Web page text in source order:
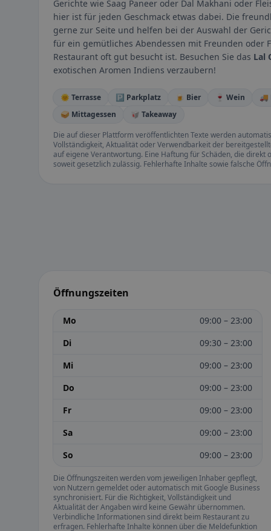
Gerichte wie Saag Paneer oder Dal Makhani oder
hier ist für jeden Geschmack etwas dabei. Die
gerne zur Seite und helfen bei der Auswahl der
für ein gemütliches Abendessen mit Freunden oder
Restaurant oft gut besucht ist. Besuchen Sie das Lal
exotischen Aromen Indiens verzaubern!
🌞 Terrasse 🅿️ Parkplatz 🍺 Bier 🍷 Wein 🚚
🥪 Mittagessen
🥡 Takeaway
Die auf dieser Plattform veröffentlichten Texte werden
Vollständigkeit, Aktualität oder Verwendbarkeit der
auf eigene Verantwortung. Eine Haftung für Schäden, die
soweit gesetzlich zulässig. Fehlerhafte Inhalte sowie falsche
Öffnungszeiten
Mo
09:00 – 23:00
Di
09:30 – 23:00
Mi
09:00 – 23:00
Do
09:00 – 23:00
Fr
09:00 – 23:00
Sa
09:00 – 23:00
So
09:00 – 23:00
Die Öffnungszeiten werden vom jeweiligen Inhaber gepflegt,
von Nutzern gemeldet oder automatisch mit Google Business
synchronisiert. Für die Richtigkeit, Vollständigkeit und
Aktualität der Angaben wird keine Gewähr übernommen.
Verbindliche Informationen sind direkt beim Restaurant zu
erfragen. Fehlerhafte Inhalte können über die Meldefunktion